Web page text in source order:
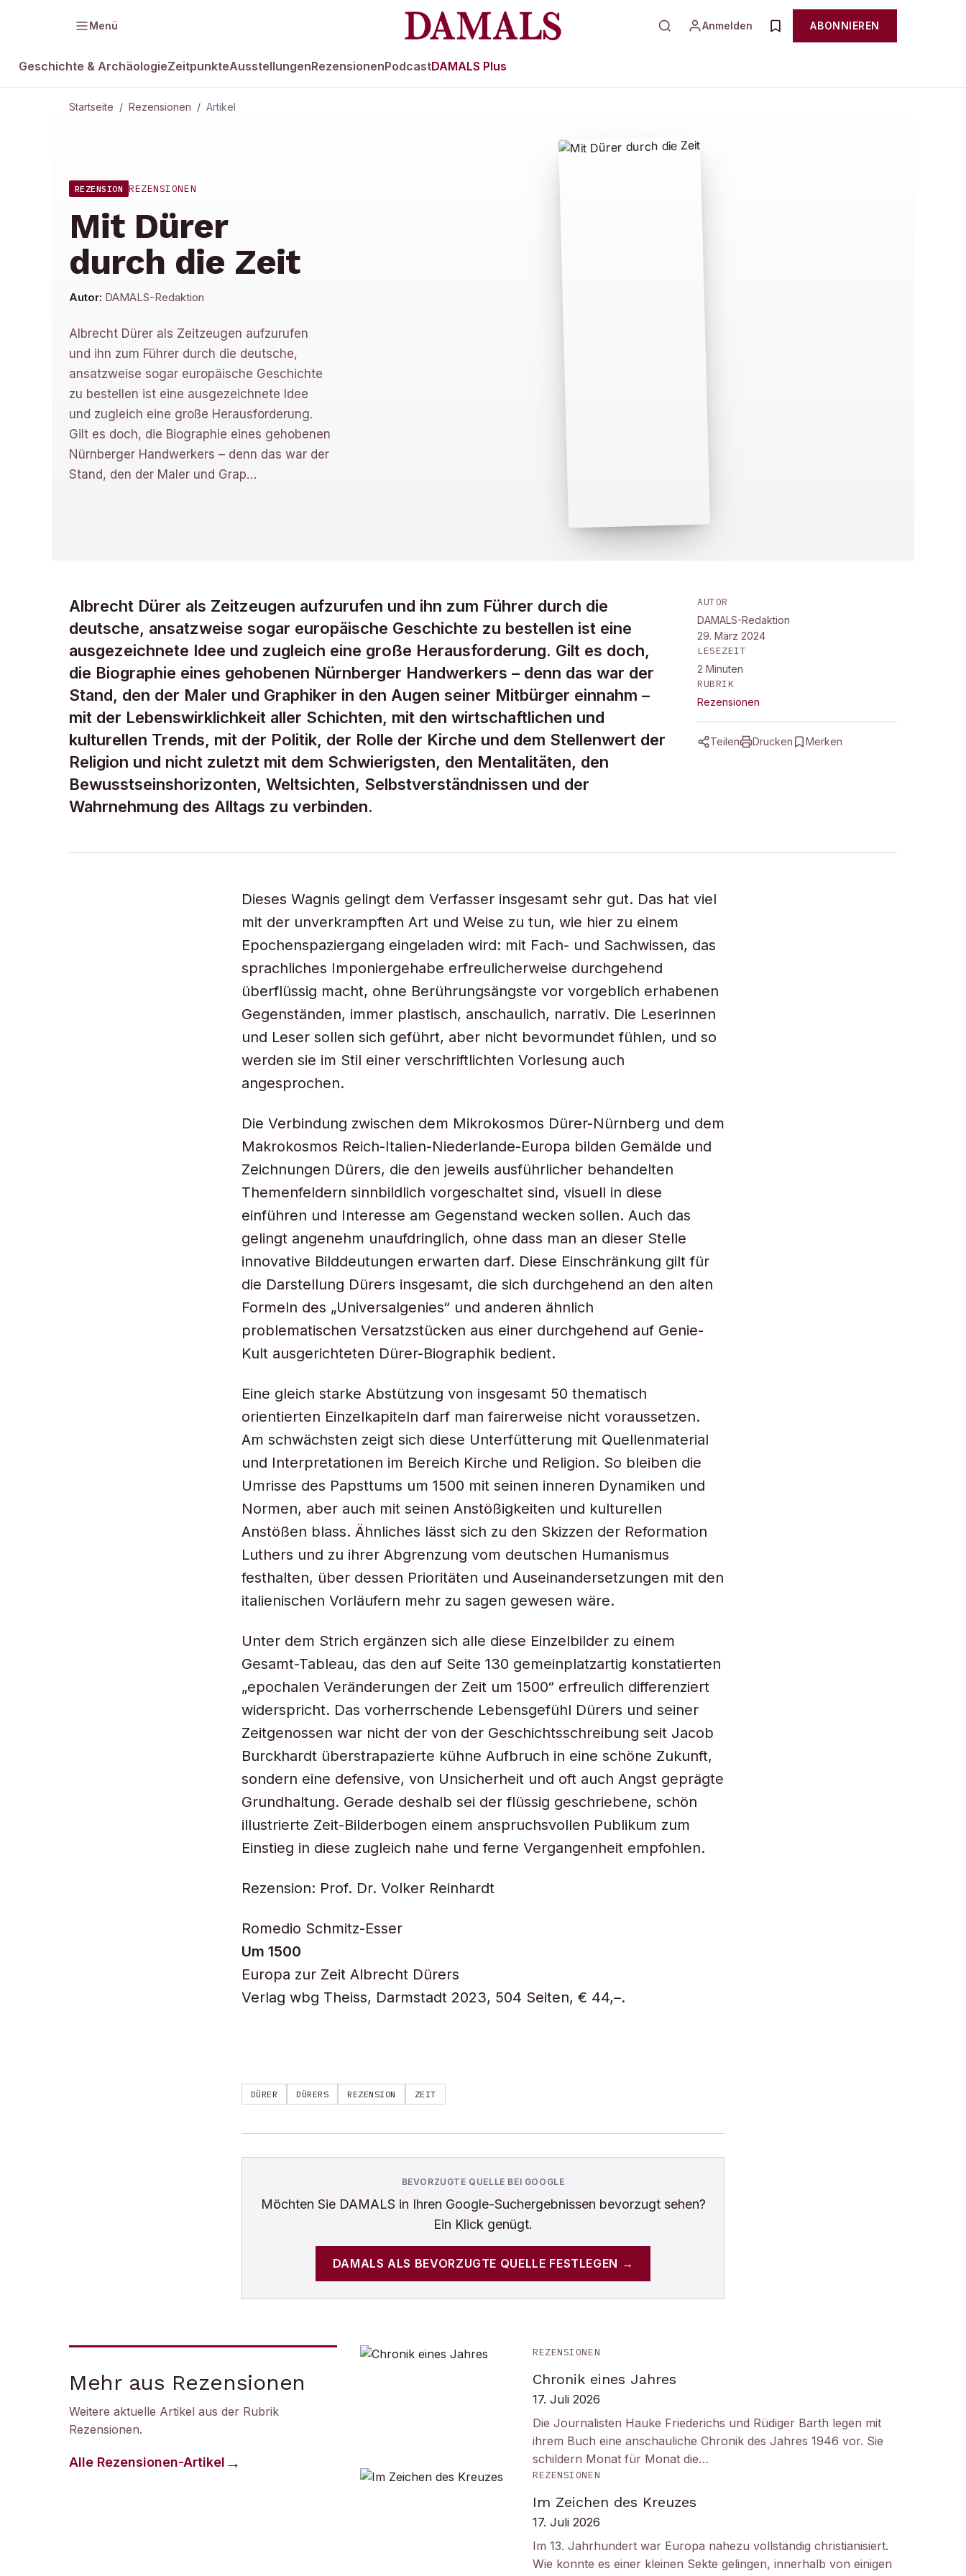
Menü Anmelden ABONNIEREN
Geschichte & ArchäologieZeitpunkteAusstellungenRezensionenPodcastDAMALS Plus
Startseite / Rezensionen / Artikel
REZENSION REZENSIONEN
Mit Dürer
durch die Zeit
Autor: DAMALS-Redaktion
Albrecht Dürer als Zeitzeugen aufzurufen
und ihn zum Führer durch die deutsche,
ansatzweise sogar europäische Geschichte
zu bestellen ist eine ausgezeichnete Idee
und zugleich eine große Herausforderung.
Gilt es doch, die Biographie eines gehobenen
Nürnberger Handwerkers – denn das war der
Stand, den der Maler und Grap…
Albrecht Dürer als Zeitzeugen aufzurufen und ihn zum Führer durch die
deutsche, ansatzweise sogar europäische Geschichte zu bestellen ist eine
ausgezeichnete Idee und zugleich eine große Herausforderung. Gilt es doch,
die Biographie eines gehobenen Nürnberger Handwerkers – denn das war der
Stand, den der Maler und Graphiker in den Augen seiner Mitbürger einnahm –
mit der Lebenswirklichkeit aller Schichten, mit den wirtschaftlichen und
kulturellen Trends, mit der Politik, der Rolle der Kirche und dem Stellenwert der
Religion und nicht zuletzt mit dem Schwierigsten, den Mentalitäten, den
Bewusstseinshorizonten, Weltsichten, Selbstverständnissen und der
Wahrnehmung des Alltags zu verbinden.
AUTOR
DAMALS-Redaktion
29. März 2024
LESEZEIT
2 Minuten
RUBRIK
Rezensionen
Teilen Drucken Merken
Dieses Wagnis gelingt dem Verfasser insgesamt sehr gut. Das hat viel
mit der unverkrampften Art und Weise zu tun, wie hier zu einem
Epochenspaziergang eingeladen wird: mit Fach- und Sachwissen, das
sprachliches Imponiergehabe erfreulicherweise durchgehend
überflüssig macht, ohne Berührungsängste vor vorgeblich erhabenen
Gegenständen, immer plastisch, anschaulich, narrativ. Die Leserinnen
und Leser sollen sich geführt, aber nicht bevormundet fühlen, und so
werden sie im Stil einer verschriftlichten Vorlesung auch
angesprochen.
Die Verbindung zwischen dem Mikrokosmos Dürer-Nürnberg und dem
Makrokosmos Reich-Italien-Niederlande-Europa bilden Gemälde und
Zeichnungen Dürers, die den jeweils ausführlicher behandelten
Themenfeldern sinnbildlich vorgeschaltet sind, visuell in diese
einführen und Interesse am Gegenstand wecken sollen. Auch das
gelingt angenehm unaufdringlich, ohne dass man an dieser Stelle
innovative Bilddeutungen erwarten darf. Diese Einschränkung gilt für
die Darstellung Dürers insgesamt, die sich durchgehend an den alten
Formeln des „Universalgenies“ und anderen ähnlich
problematischen Versatzstücken aus einer durchgehend auf Genie-
Kult ausgerichteten Dürer-Biographik bedient.
Eine gleich starke Abstützung von insgesamt 50 thematisch
orientierten Einzelkapiteln darf man fairerweise nicht voraussetzen.
Am schwächsten zeigt sich diese Unterfütterung mit Quellenmaterial
und Interpretationen im Bereich Kirche und Religion. So bleiben die
Umrisse des Papsttums um 1500 mit seinen inneren Dynamiken und
Normen, aber auch mit seinen Anstößigkeiten und kulturellen
Anstößen blass. Ähnliches lässt sich zu den Skizzen der Reformation
Luthers und zu ihrer Abgrenzung vom deutschen Humanismus
festhalten, über dessen Prioritäten und Auseinandersetzungen mit den
italienischen Vorläufern mehr zu sagen gewesen wäre.
Unter dem Strich ergänzen sich alle diese Einzelbilder zu einem
Gesamt-Tableau, das den auf Seite 130 gemeinplatzartig konstatierten
„epochalen Veränderungen der Zeit um 1500“ erfreulich differenziert
widerspricht. Das vorherrschende Lebensgefühl Dürers und seiner
Zeitgenossen war nicht der von der Geschichtsschreibung seit Jacob
Burckhardt überstrapazierte kühne Aufbruch in eine schöne Zukunft,
sondern eine defensive, von Unsicherheit und oft auch Angst geprägte
Grundhaltung. Gerade deshalb sei der flüssig geschriebene, schön
illustrierte Zeit-Bilderbogen einem anspruchsvollen Publikum zum
Einstieg in diese zugleich nahe und ferne Vergangenheit empfohlen.
Rezension: Prof. Dr. Volker Reinhardt
Romedio Schmitz-Esser
Um 1500
Europa zur Zeit Albrecht Dürers
Verlag wbg Theiss, Darmstadt 2023, 504 Seiten, € 44,–.
DÜRER DÜRERS REZENSION ZEIT
BEVORZUGTE QUELLE BEI GOOGLE
Möchten Sie DAMALS in Ihren Google-Suchergebnissen bevorzugt sehen?
Ein Klick genügt.
DAMALS ALS BEVORZUGTE QUELLE FESTLEGEN →
Mehr aus Rezensionen
Weitere aktuelle Artikel aus der Rubrik
Rezensionen.
Alle Rezensionen-Artikel
REZENSIONEN
Chronik eines Jahres
17. Juli 2026
Die Journalisten Hauke Friederichs und Rüdiger Barth legen mit
ihrem Buch eine anschauliche Chronik des Jahres 1946 vor. Sie
schildern Monat für Monat die…
REZENSIONEN
Im Zeichen des Kreuzes
17. Juli 2026
Im 13. Jahrhundert war Europa nahezu vollständig christianisiert.
Wie konnte es einer kleinen Sekte gelingen, innerhalb von einigen